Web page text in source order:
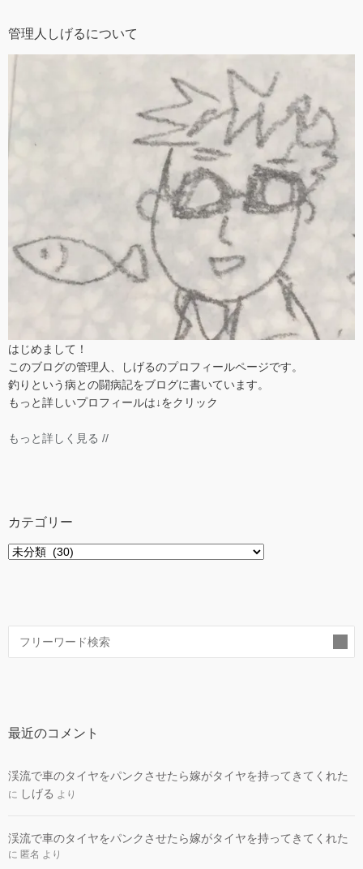
管理人しげるについて
はじめまして！
このブログの管理人、しげるのプロフィールページです。
釣りという病との闘病記をブログに書いています。
もっと詳しいプロフィールは↓をクリック
もっと詳しく見る //
カテゴリー
カ
最近のコメント
渓流で車のタイヤをパンクさせたら嫁がタイヤを持ってきてくれた
に しげる より
渓流で車のタイヤをパンクさせたら嫁がタイヤを持ってきてくれた
に 匿名 より